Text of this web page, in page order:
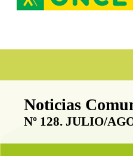
Boletín
Noticias
Nº 128. JULIO/